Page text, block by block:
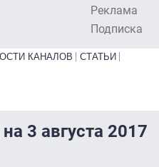
Реклама
Подписка
КАНАЛОВ
СТАТЬИ
3 августа 2017